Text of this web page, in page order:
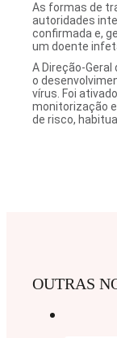
As formas de
autoridades
confirmada e,
um doente
A Direção-
o
vírus. Foi
monitorização
de risco,
OUTRAS